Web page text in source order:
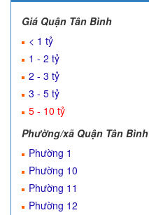
Giá Quận Tân Bình
< 1 tỷ
1 - 2 tỷ
2 - 3 tỷ
3 - 5 tỷ
5 - 10 tỷ
Phường/xã Quận Tân Bình
Phường 1
Phường 10
Phường 11
Phường 12